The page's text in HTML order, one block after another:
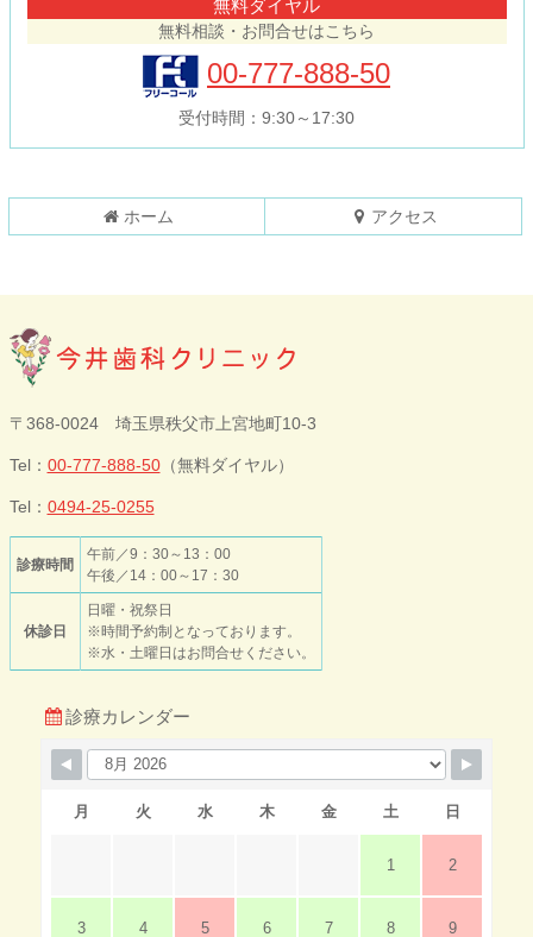
る
無料ダイヤル
無料相談・お問合せはこちら
00-777-888-50
受付時間：9:30～17:30
ホーム アクセス
今井歯科クリニ
ック
〒368-0024 埼玉県秩父市上宮地町10-3
Tel： 00-777-888-50（無料ダイヤル）
Tel： 0494-25-0255
診療時間
午前／9：30～13：00
午後／14：00～17：30
休診日
日曜・祝祭日
※時間予約制となっております。
※水・土曜日はお問合せください。
診療カレンダー
月 火 水 木 金 土 日
1 2
3 4 5 6 7 8 9